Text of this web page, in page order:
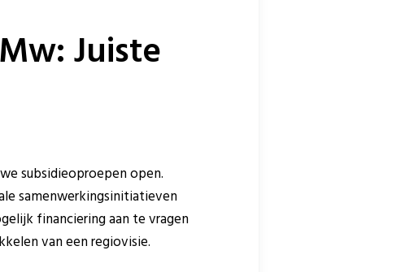
Juiste
subsidieoproepen open.
samenwerkingsinitiatieven
financiering aan te vragen
van een regiovisie.